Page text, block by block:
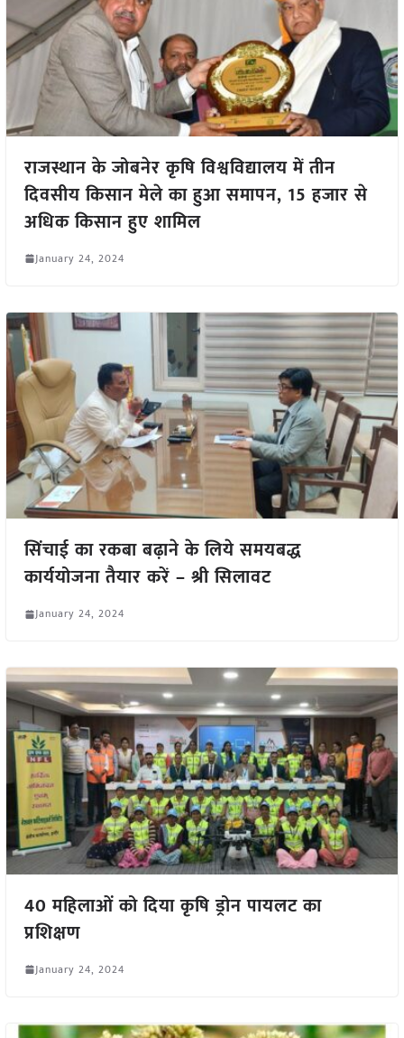
राजस्थान के जोबनेर कृषि विश्वविद्यालय में तीन
दिवसीय किसान मेले का हुआ समापन, 15 हजार से
अधिक किसान हुए शामिल
January 24, 2024
सिंचाई का रकबा बढ़ाने के लिये समयबद्ध
कार्ययोजना तैयार करें – श्री सिलावट
January 24, 2024
40 महिलाओं को दिया कृषि ड्रोन पायलट का
प्रशिक्षण
January 24, 2024